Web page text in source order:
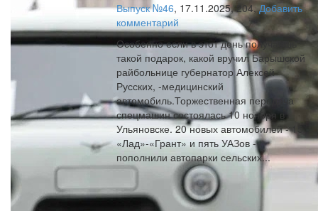
Выпуск №46, 17.11.2025, 204, Добавить
комментарий
Особенно если в этот день получаешь
такой подарок, какой вручил Барышской
райбольнице губернатор Алексей
Русских, -медицинский
автомобиль.Торжественная передача
спецмашин состоялась 10 ноября в
Ульяновске. 20 новых автомобилей - 15
«Лад»-«Грант» и пять УАЗов -
пополнили автопарки сельских...